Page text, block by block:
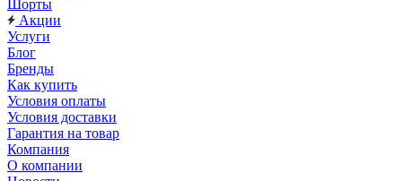
Шорты
Акции
Услуги
Блог
Бренды
Как купить
Условия оплаты
Условия доставки
Гарантия на товар
Компания
О компании